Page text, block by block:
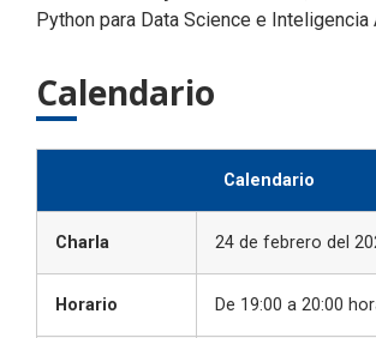
Python para Data Science e Inteligencia
Calendario
Calendario
Charla 24 de febrero del
Horario De 19:00 a 20:00